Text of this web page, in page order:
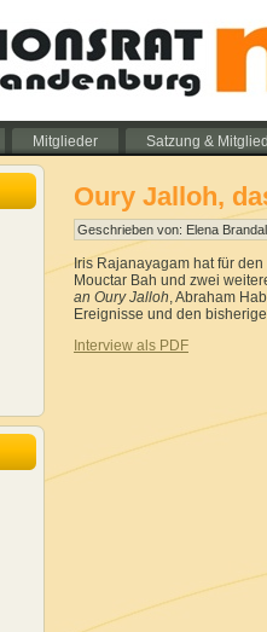
Mitglieder Satzung &
Oury Jalloh,
Geschrieben von: Elena
Iris Rajanayagam hat für
Mouctar Bah und zwei
an Oury Jalloh , Abraham
Ereignisse und den
Interview als PDF